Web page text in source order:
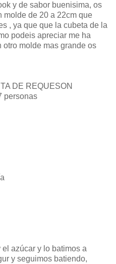
y de sabor buenisima, os
molde de 20 a 22cm que
, ya que que la cubeta de la
podeis apreciar me ha
molde mas grande os
DE REQUESON
personas
azúcar y lo batimos a
y seguimos batiendo,